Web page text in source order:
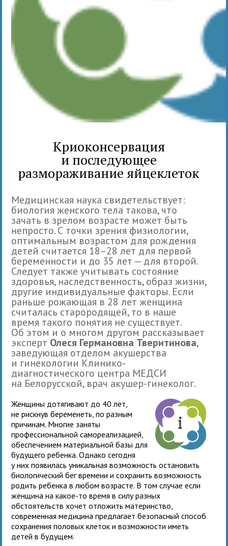
Криоконсервация
и последующее
размораживание яйцеклеток
Медицинская наука свидетельствует:
биология женского тела такова, что
зачать в зрелом возрасте может быть
непросто. С точки зрения физиологии,
оптимальным возрастом для рождения
детей считается 18–28 лет для первой
беременности и до 35 лет — для второй.
Следует также учитывать состояние
здоровья, наследственность, образ жизни,
другие индивидуальные факторы. Если
раньше рожающая в 28 лет женщина
считалась старородящей, то в наше
время такого понятия не существует.
Об этом и о многом другом рассказывает
эксперт Олеся Германовна Тверитинова,
заведующая отделом акушерства
и гинекологии Клинико-
диагностического центра МЕДСИ
на Белорусской, врач акушер-гинеколог.
Женщины дотягивают до 40 лет,
не рискнув беременеть, по разным
причинам. Многие заняты
профессиональной самореализацией,
обеспечением материальной базы для
будущего ребенка. Однако сегодня
у них появилась уникальная возможность остановить
биологический бег времени и сохранить возможность
родить ребенка в любом возрасте. В том случае если
женщина на какое-то время в силу разных
обстоятельств хочет отложить материнство,
современная медицина предлагает безопасный способ
сохранения половых клеток и возможности иметь
детей в будущем.